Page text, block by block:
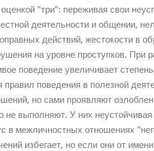
"три": переживая свои
деятельности и общении,
действий, жестокости в
на уровне проступков. При
поведение увеличивает
поведения в полезной
но сами проявляют
не выполняют. У них
в межличностных отношениях
избегает, но если они от